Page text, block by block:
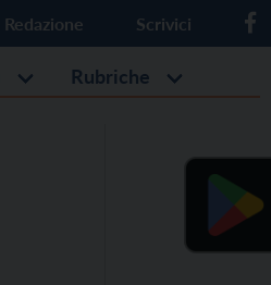
Redazione Scrivici
Rubriche